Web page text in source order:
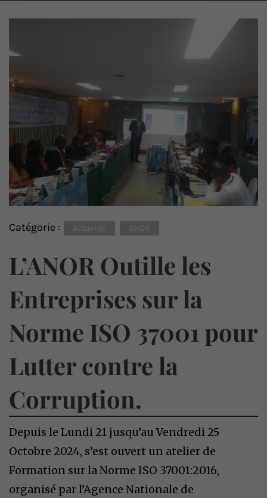
Catégorie : Actualité ANOR
L’ANOR Outille les
Entreprises sur la
Norme ISO 37001 pour
Lutter contre la
Corruption.
Depuis le Lundi 21 jusqu’au Vendredi 25
Octobre 2024, s’est ouvert un atelier de
Formation sur la Norme ISO 37001:2016,
organisé par l’Agence Nationale de